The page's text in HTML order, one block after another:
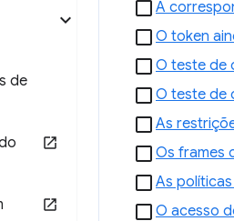
de
A
O token
O teste de
O teste de
As
Os frames
As
O acesso